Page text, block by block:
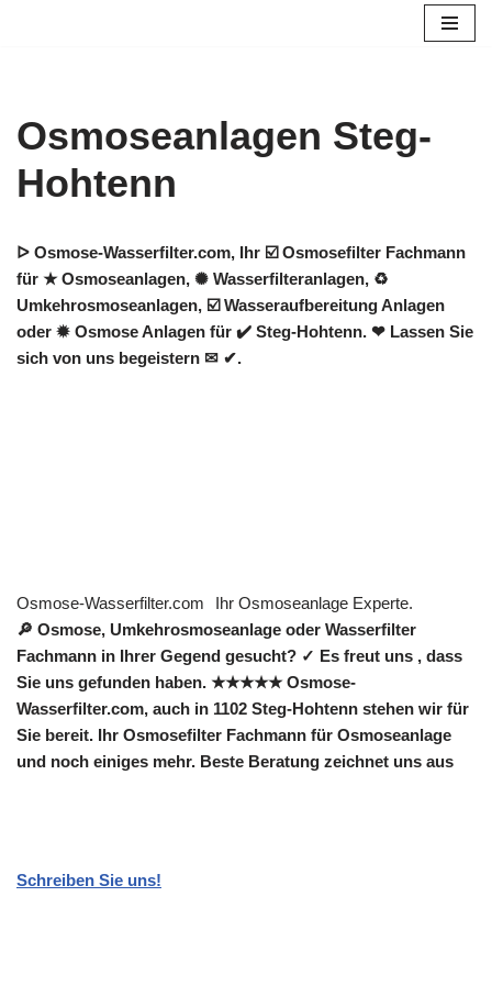
Osmoseanlagen Steg-
Hohtenn
ᐅ Osmose-Wasserfilter.com, Ihr ☑️ Osmosefilter Fachmann
für ★ Osmoseanlagen, ✺ Wasserfilteranlagen, ♻
Umkehrosmoseanlagen, ☑️ Wasseraufbereitung Anlagen
oder ✹ Osmose Anlagen für ✔️ Steg-Hohtenn. ❤ Lassen Sie
sich von uns begeistern ✉ ✔.
Osmose-Wasserfilter.com
Ihr Osmoseanlage Experte.
🔎 Osmose, Umkehrosmoseanlage oder Wasserfilter
Fachmann in Ihrer Gegend gesucht? ✓ Es freut uns , dass
Sie uns gefunden haben. ★★★★★ Osmose-
Wasserfilter.com, auch in 1102 Steg-Hohtenn stehen wir für
Sie bereit. Ihr Osmosefilter Fachmann für Osmoseanlage
und noch einiges mehr. Beste Beratung zeichnet uns aus
Schreiben Sie uns!